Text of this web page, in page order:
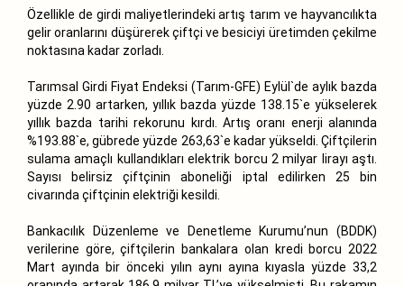
Özellikle de girdi maliyetlerindeki artış tarım ve hayvancılıkta
gelir oranlarını düşürerek çiftçi ve besiciyi üretimden çekilme
noktasına kadar zorladı.
Tarımsal Girdi Fiyat Endeksi (Tarım-GFE) Eylül`de aylık bazda
yüzde 2.90 artarken, yıllık bazda yüzde 138.15`e yükselerek
yıllık bazda tarihi rekorunu kırdı. Artış oranı enerji alanında
%193.88`e, gübrede yüzde 263,63`e kadar yükseldi. Çiftçilerin
sulama amaçlı kullandıkları elektrik borcu 2 milyar lirayı aştı.
Sayısı belirsiz çiftçinin aboneliği iptal edilirken 25 bin
civarında çiftçinin elektriği kesildi.
Bankacılık Düzenleme ve Denetleme Kurumu’nun (BDDK)
verilerine göre, çiftçilerin bankalara olan kredi borcu 2022
Mart ayında bir önceki yılın aynı ayına kıyasla yüzde 33,2